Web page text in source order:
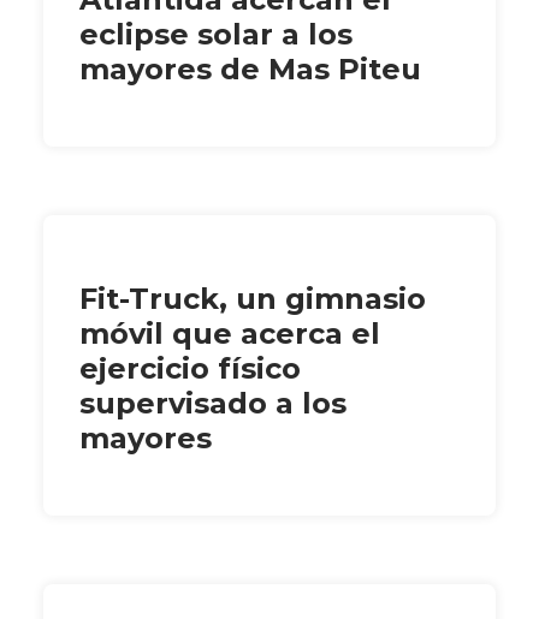
eclipse solar a los
mayores de Mas Piteu
Fit-Truck, un gimnasio
móvil que acerca el
ejercicio físico
supervisado a los
mayores